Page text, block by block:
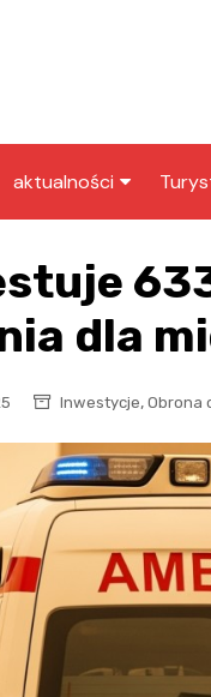
aktualności
infrastruktura
edukacja
pozostałe
dla
Inwestycje, Obrona